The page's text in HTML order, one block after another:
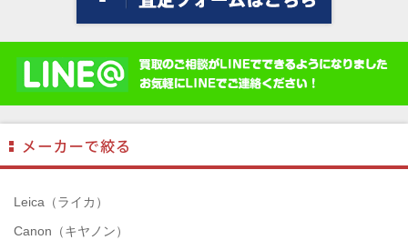
Leica（ライカ）
Canon（キヤノン）